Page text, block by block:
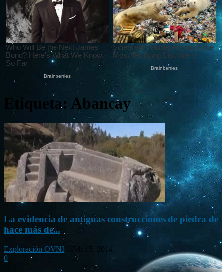
Etiqueta: Abancay
La evidencia de antiguas construcciones de piedra de
hace más de...
Exploración OVNI
Feb 15, 2014
0